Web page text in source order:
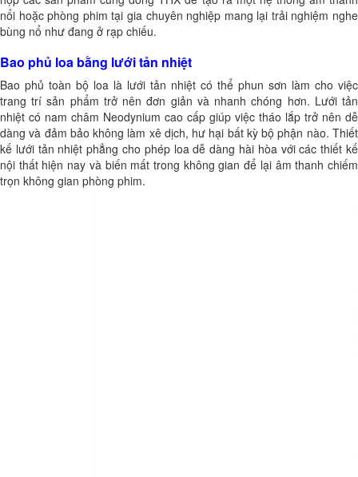
nổi hoặc phòng phim tại gia chuyên nghiệp mang lại trải nghiệm nghe
bùng nổ như đang ở rạp chiếu.
Bao phủ loa bằng lưới tản nhiệt
Bao phủ toàn bộ loa là lưới tản nhiệt có thể phun sơn làm cho việc
trang trí sản phẩm trở nên đơn giản và nhanh chóng hơn. Lưới tản
nhiệt có nam châm Neodynium cao cấp giúp việc tháo lắp trở nên dễ
dàng và đảm bảo không làm xê dịch, hư hại bất kỳ bộ phận nào. Thiết
kế lưới tản nhiệt phẳng cho phép loa dễ dàng hài hòa với các thiết kế
nội thất hiện nay và biến mất trong không gian để lại âm thanh chiếm
trọn không gian phòng phim.